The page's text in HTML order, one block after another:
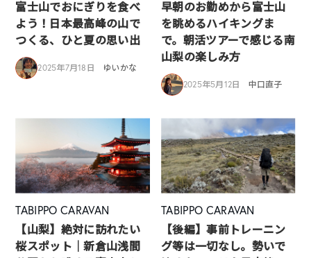
富士山でおにぎりを食べ
よう！日本最高峰の山で
つくる、ひと夏の思い出
2025年7月18日 ゆいかな
早朝のお勤めから富士山
を眺めるハイキングま
で。朝活ツアーで感じる南
山梨の楽しみ方
2025年5月12日 中口直子
TABIPPO CARAVAN
【山梨】絶対に訪れたい
桜スポット｜新倉山浅間
TABIPPO CARAVAN
【後編】事前トレーニン
グ等は一切なし。勢いで